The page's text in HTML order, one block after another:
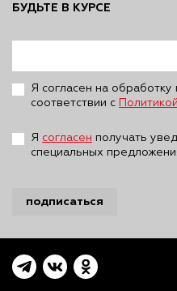
БУДЬТЕ В КУРСЕ
Я согласен на
соответствии с
Я согласен получать
специальных
подписаться